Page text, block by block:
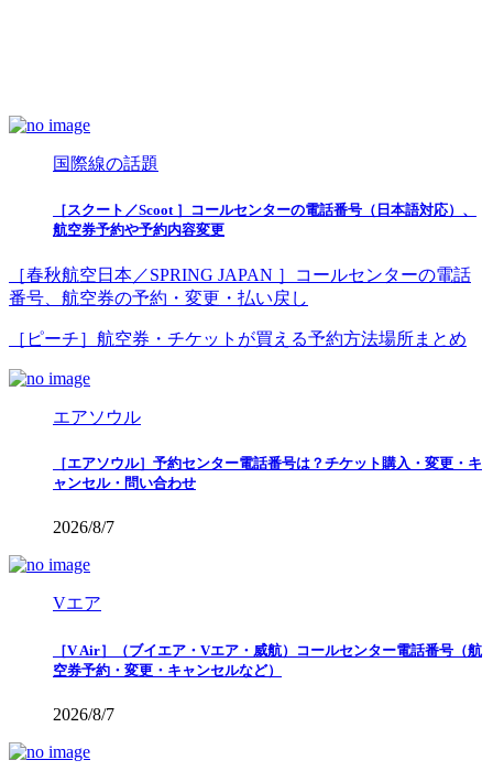
国際線の話題
［スクート／Scoot ］コールセンターの電話番号（日本語対応）、
航空券予約や予約内容変更
［春秋航空日本／SPRING JAPAN ］コールセンターの電話
番号、航空券の予約・変更・払い戻し
［ピーチ］航空券・チケットが買える予約方法場所まとめ
エアソウル
［エアソウル］予約センター電話番号は？チケット購入・変更・キ
ャンセル・問い合わせ
2026/8/7
Vエア
［V Air］（ブイエア・Vエア・威航）コールセンター電話番号（航
空券予約・変更・キャンセルなど）
2026/8/7